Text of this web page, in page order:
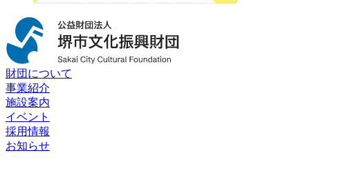
財団について
事業紹介
施設案内
イベント
採用情報
お知らせ